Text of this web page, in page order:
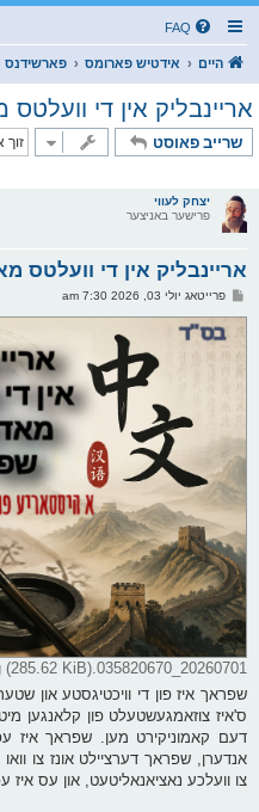
FAQ
היים אידטיש פארומס פארשידנס
אריינבליק אין די
שרייב פאוסט
יצחק לעווי
פרישער באניצער
אריינבליק אין די
פ
ס
פרייטאג יולי 03, 2026 7:30 am
20260701_035820670.jpg (285.62 KiB) געזען געווארן 319 מאל
שפראך איז פון די וויכטיגסטע און
ס'איז צוזאמגעשטעלט פון קלאנגען מיט
דעם קאמוניקירט מען. שפראך איז
אנדערן, שפראך דערציילט אונז צו
צו וועלכע נאציאנאליטעט, און עס איז